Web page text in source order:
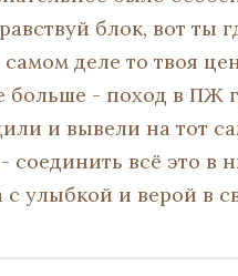
блок, вот ты
деле то твоя
больше - поход в ПЖ
и вывели на тот
соединить всё это в
улыбкой и верой в